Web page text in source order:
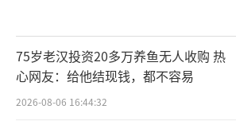
75岁老汉投资20多万养鱼无人收购 热
心网友：给他结现钱，都不容易
2026-08-06 16:44:32